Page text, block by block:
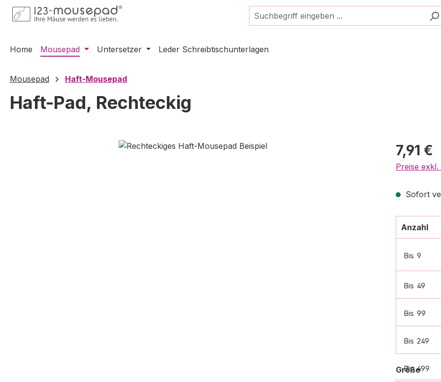
Hauptinhalt springen
Zur Suche springen
Zur Hauptnavigation springen
Home Mousepad Untersetzer Leder Schreibtischunterlagen
Mousepad Haft-Mousepad
Haft-Pad, Rechteckig
7,91 €
Preise
Sofort
Anzahl
Bis 9
Bis 49
Bis 99
Bis 249
Bis 499
Größe